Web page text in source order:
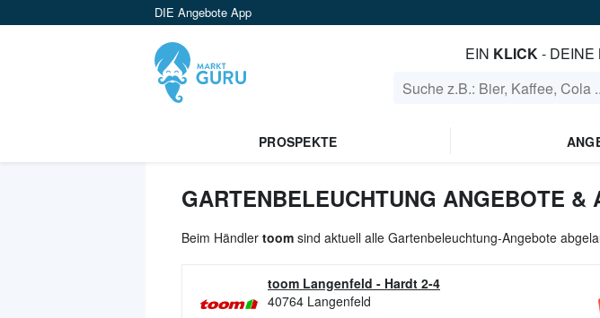
DIE Angebote App
EIN KLICK- DEINE
PROSPEKTE
GARTENBELEUCHTUNG ANGEBOTE &
Beim Händler toom sind aktuell alle Gartenbeleuchtung-Angebote
toom Langenfeld - Hardt 2-4
40764 Langenfeld